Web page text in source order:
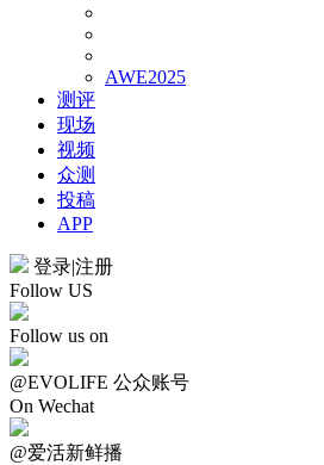
AWE2025
测评
现场
视频
众测
投稿
APP
登录|注册
Follow US
Follow us on
@EVOLIFE 公众账号
On Wechat
@爱活新鲜播